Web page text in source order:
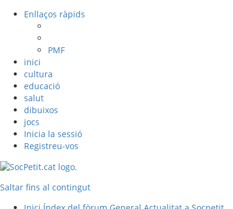
Enllaços ràpids
PMF
inici
cultura
educació
salut
dibuixos
jocs
Inicia la sessió
Registreu-vos
Saltar fins al contingut